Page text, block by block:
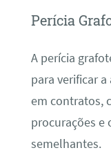
Perícia
A perícia
para verificar
em contratos,
procurações e
semelhantes.